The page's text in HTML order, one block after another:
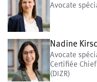
Avocate
Nadine
Avocate
Certifiée
(DIZR)